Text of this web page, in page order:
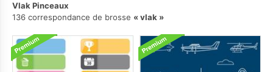
Vlak Pinceaux
136 correspondance de brosse
vlak